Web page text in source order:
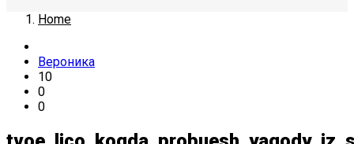
Home
Вероника
10
0
0